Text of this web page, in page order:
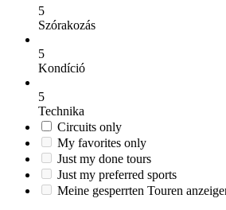
5
Szórakozás
5
Kondíció
5
Technika
Circuits only
My favorites only
Just my done tours
Just my preferred sports
Meine gesperrten Touren